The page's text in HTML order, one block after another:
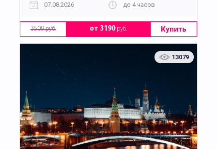
07.08.2026
до 4 часов
3509 руб. от 3190руб. Купить
13079